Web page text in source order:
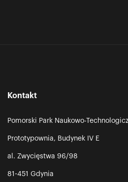
Kontakt
Pomorski Park Naukowo-
Prototypownia, Budynek IV E
al. Zwycięstwa 96/98
81-451 Gdynia